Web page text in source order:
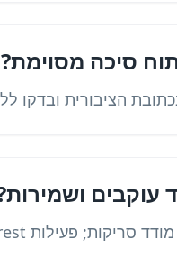
סיכה מסוימת?
הציבורית ובדקו